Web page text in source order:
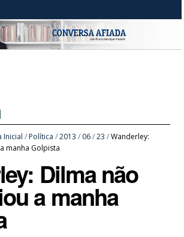
Inicial / Política /2013 / 06 /23 /Wanderley:
manha Golpista
Dilma não
a manha